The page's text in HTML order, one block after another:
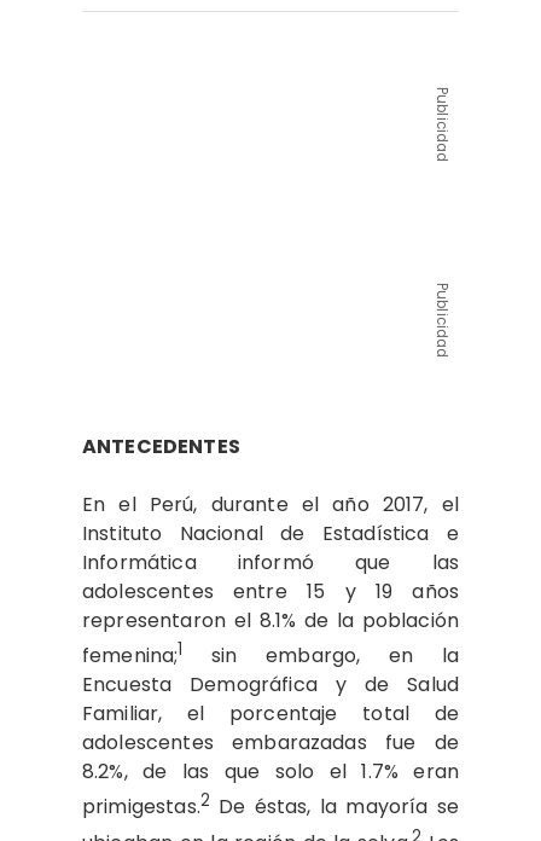
Publicidad
Publicidad
ANTECEDENTES
En el Perú, durante el año 2017, el
Instituto Nacional de Estadística e
Informática informó que las
adolescentes entre 15 y 19 años
representaron el 8.1% de la población
femenina;1
sin embargo, en la
Encuesta Demográfica y de Salud
Familiar, el porcentaje total de
adolescentes embarazadas fue de
8.2%, de las que solo el 1.7% eran
primigestas.2 De éstas, la mayoría se
2